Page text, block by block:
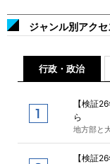
ジャンル別アク
行政・政治
【検証
ら
地方部と
【検証